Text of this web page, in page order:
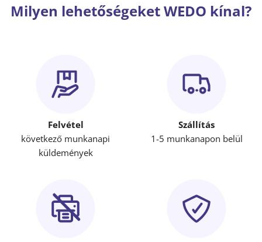
Milyen lehetőségeket WEDO kínal?
Felvétel
következő munkanapi
küldemények
Szállítás
1-5 munkanapon belül